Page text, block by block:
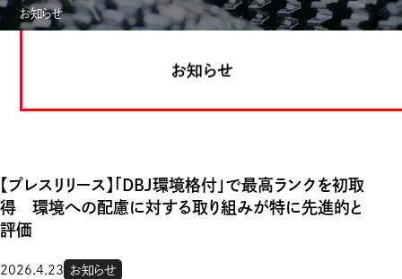
お知らせ
お知らせ
【プレスリリース】「DBJ環境格付」で最高ランクを初取
得 環境への配慮に対する取り組みが特に先進的と
評価
2026.4.23 お知らせ